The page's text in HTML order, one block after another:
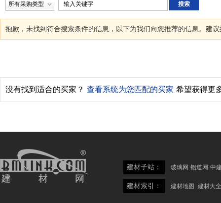
所有采购类型
抱歉，未找到符合搜索条件的信息，以下为我们向您推荐的信息。建议
没有找到适合的买家？ 查看系统为您匹配的买家 希望获得更
建材子站： 玻璃网 铝道网 中
建材索引： 建材地图 建材大全